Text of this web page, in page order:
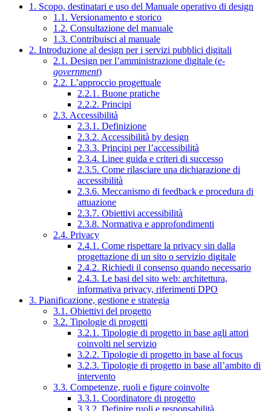
1. Scopo, destinatari e uso del Manuale operativo di design
1.1. Versionamento e storico
1.2. Consultazione del manuale
1.3. Contribuisci al manuale
2. Introduzione al design per i servizi pubblici digitali
2.1. Design per l’amministrazione digitale (e-
government)
2.2. L’approccio progettuale
2.2.1. Buone pratiche
2.2.2. Principi
2.3. Accessibilità
2.3.1. Definizione
2.3.2. Accessibilità by design
2.3.3. Principi per l’accessibilità
2.3.4. Linee guida e criteri di successo
2.3.5. Come rilasciare una dichiarazione di
accessibilità
2.3.6. Meccanismo di feedback e procedura di
attuazione
2.3.7. Obiettivi accessibilità
2.3.8. Normativa e approfondimenti
2.4. Privacy
2.4.1. Come rispettare la privacy sin dalla
progettazione di un sito o servizio digitale
2.4.2. Richiedi il consenso quando necessario
2.4.3. Le basi del sito web: architettura,
informativa privacy, riferimenti DPO
3. Pianificazione, gestione e strategia
3.1. Obiettivi del progetto
3.2. Tipologie di progetti
3.2.1. Tipologie di progetto in base agli attori
coinvolti nel servizio
3.2.2. Tipologie di progetto in base al focus
3.2.3. Tipologie di progetto in base all’ambito di
intervento
3.3. Competenze, ruoli e figure coinvolte
3.3.1. Coordinatore di progetto
3.3.2. Definire ruoli e responsabilità